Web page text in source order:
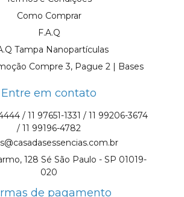
Como Comprar
F.A.Q
Tampa Nanopartículas
Compre 3, Pague 2 | Bases
Entre em contato
/ 11 97651-1331 / 11 99206-3674
/ 11 99196-4782
128 Sé São Paulo - SP 01019-
020
de pagamento